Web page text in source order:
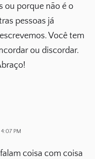
ou porque não é o
pessoas já
Você tem
ou discordar.
PM
coisa com coisa